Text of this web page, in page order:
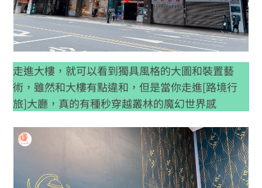
走進大樓，就可以看到獨具風格的大圖和裝置藝
術，雖然和大樓有點違和，但是當你走進[路境行
旅]大廳，真的有種秒穿越叢林的魔幻世界感